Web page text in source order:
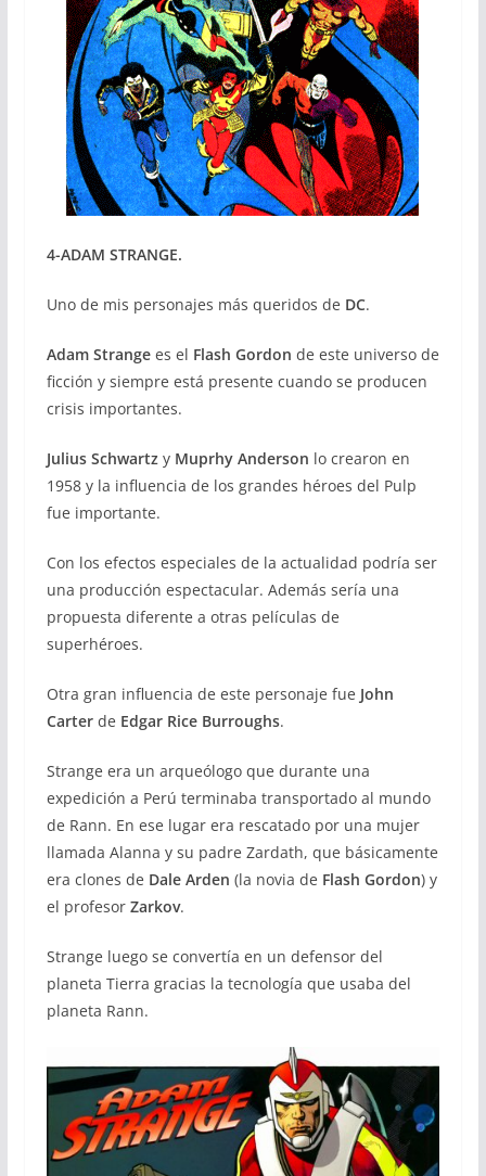
4-ADAM STRANGE.
Uno de mis personajes más queridos de DC.
Adam Strangees el Flash Gordon de este universo de
ficción y siempre está presente cuando se producen
crisis importantes.
Julius Schwartz y Muprhy Anderson lo crearon en
1958 y la influencia de los grandes héroes del Pulp
fue importante.
Con los efectos especiales de la actualidad podría ser
una producción espectacular. Además sería una
propuesta diferente a otras películas de
superhéroes.
Otra gran influencia de este personaje fue John
Carterde Edgar Rice Burroughs.
Strange era un arqueólogo que durante una
expedición a Perú terminaba transportado al mundo
de Rann. En ese lugar era rescatado por una mujer
llamada Alanna y su padre Zardath, que básicamente
era clones de Dale Arden (la novia de Flash Gordon) y
el profesor Zarkov.
Strange luego se convertía en un defensor del
planeta Tierra gracias la tecnología que usaba del
planeta Rann.